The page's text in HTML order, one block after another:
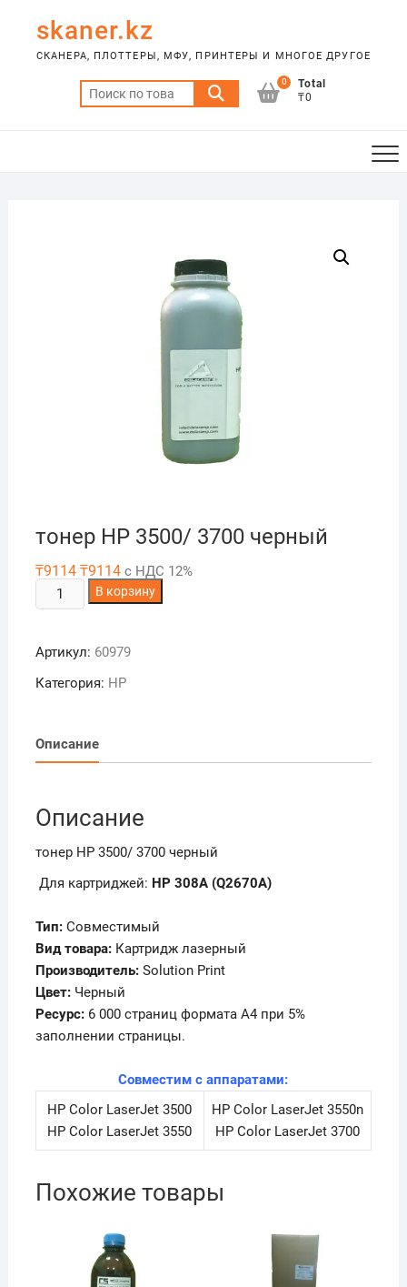
content
skaner.kz
СКАНЕРА, ПЛОТТЕРЫ, МФУ, ПРИНТЕРЫ И МНОГОЕ ДРУГОЕ
Искать:
0
Total
₸0
тонер HP 3500/ 3700 черный
₸9114 ₸9114с НДС 12%
Количество
товара
HP
3500/
В корзину
Артикул: 60979
Категория: HP
Описание
Описание
тонер HP 3500/ 3700 черный
Для картриджей: HP 308A (Q2670A)
Тип: Совместимый
Вид товара: Картридж лазерный
Производитель: Solution Print
Цвет: Черный
Ресурс: 6 000 страниц формата А4 при 5%
заполнении страницы.
Совместим с аппаратами:
HP Color LaserJet 3500
HP Color LaserJet 3550
HP Color LaserJet 3550n
HP Color LaserJet 3700
Похожие товары